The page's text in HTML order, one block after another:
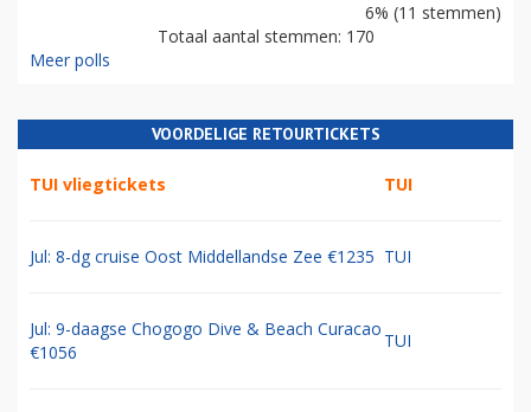
6% (11 stemmen)
Totaal aantal stemmen: 170
Meer polls
VOORDELIGE RETOURTICKETS
TUI vliegtickets TUI
Jul: 8-dg cruise Oost Middellandse Zee €1235 TUI
Jul: 9-daagse Chogogo Dive & Beach Curacao
€1056
TUI